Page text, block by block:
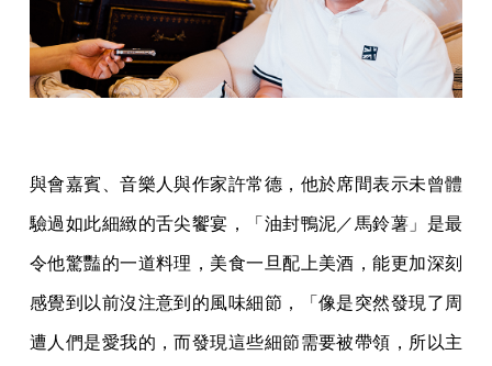
與會嘉賓、音樂人與作家許常德，他於席間表示未曾體
驗過如此細緻的舌尖饗宴，「油封鴨泥／馬鈴薯」是最
令他驚豔的一道料理，美食一旦配上美酒，能更加深刻
感覺到以前沒注意到的風味細節，「像是突然發現了周
遭人們是愛我的，而發現這些細節需要被帶領，所以主